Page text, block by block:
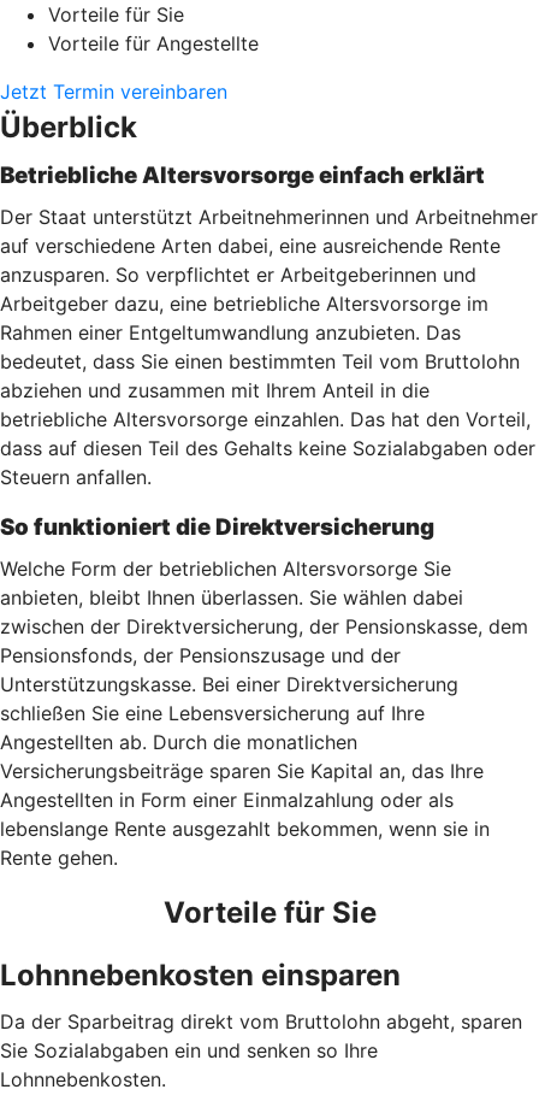
Vorteile für Sie
Vorteile für Angestellte
Jetzt Termin vereinbaren
Überblick
Betriebliche Altersvorsorge einfach erklärt
Der Staat unterstützt Arbeitnehmerinnen und Arbeitnehmer
auf verschiedene Arten dabei, eine ausreichende Rente
anzusparen. So verpflichtet er Arbeitgeberinnen und
Arbeitgeber dazu, eine betriebliche Altersvorsorge im
Rahmen einer Entgeltumwandlung anzubieten. Das
bedeutet, dass Sie einen bestimmten Teil vom Bruttolohn
abziehen und zusammen mit Ihrem Anteil in die
betriebliche Altersvorsorge einzahlen. Das hat den Vorteil,
dass auf diesen Teil des Gehalts keine Sozialabgaben oder
Steuern anfallen.
So funktioniert die Direktversicherung
Welche Form der betrieblichen Altersvorsorge Sie
anbieten, bleibt Ihnen überlassen. Sie wählen dabei
zwischen der Direktversicherung, der Pensionskasse, dem
Pensionsfonds, der Pensionszusage und der
Unterstützungskasse. Bei einer Direktversicherung
schließen Sie eine Lebensversicherung auf Ihre
Angestellten ab. Durch die monatlichen
Versicherungsbeiträge sparen Sie Kapital an, das Ihre
Angestellten in Form einer Einmalzahlung oder als
lebenslange Rente ausgezahlt bekommen, wenn sie in
Rente gehen.
Vorteile für Sie
Lohnnebenkosten einsparen
Da der Sparbeitrag direkt vom Bruttolohn abgeht, sparen
Sie Sozialabgaben ein und senken so Ihre
Lohnnebenkosten.